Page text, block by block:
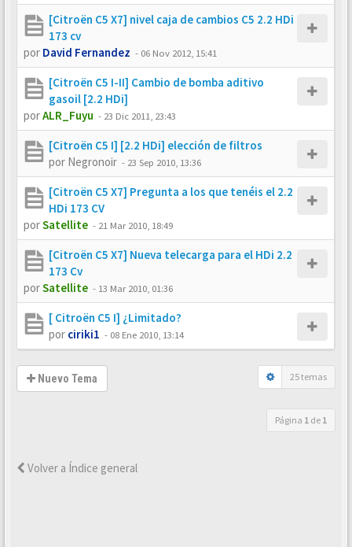
[Citroën C5 X7] nivel caja de cambios C5 2.2 HDi
173 cv
por David Fernandez - 06 Nov 2012, 15:41
[Citroën C5 I-II] Cambio de bomba aditivo
gasoil [2.2 HDi]
porALR_Fuyu - 23 Dic 2011, 23:43
[Citroën C5 I] [2.2 HDi] elección de filtros
por Negronoir - 23 Sep 2010, 13:36
[Citroën C5 X7] Pregunta a los que tenéis el 2.2
HDi 173 CV
porSatellite - 21 Mar 2010, 18:49
[Citroën C5 X7] Nueva telecarga para el HDi 2.2
173 Cv
porSatellite - 13 Mar 2010, 01:36
[ Citroën C5 I] ¿Limitado?
por ciriki1 - 08 Ene 2010, 13:14
Nuevo Tema 25 temas
Página 1 de 1
Volver a Índice general